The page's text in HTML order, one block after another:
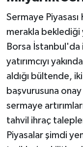
Sermaye Piyasası
merakla beklediği
Borsa İstanbul'da
yatırımcıyı
aldığı bültende,
başvurusuna
sermaye
tahvil ihraç
Piyasalar şimdi
Havran
İvrindi
KENT
Kepsut
KÜLTÜR-
MAGAZİN